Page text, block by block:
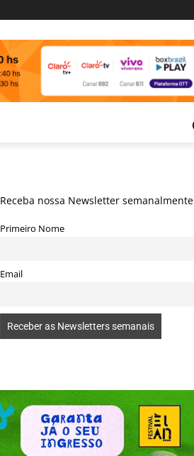
Receba nossa Newsletter semanalmente
Primeiro Nome
Email